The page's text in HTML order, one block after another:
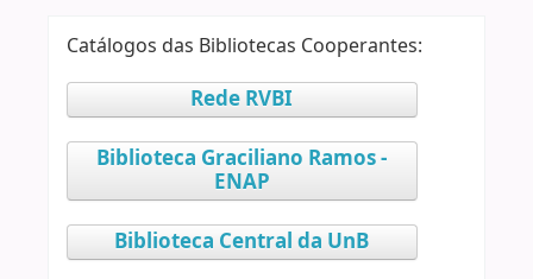
Catálogos das Bibliotecas Cooperantes:
Rede RVBI
Biblioteca Graciliano Ramos -
ENAP
Biblioteca Central da UnB